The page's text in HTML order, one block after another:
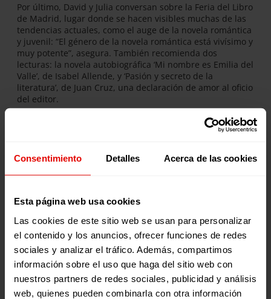
Consentimiento Detalles Acerca de las cookies
Esta página web usa cookies
Las cookies de este sitio web se usan para personalizar
el contenido y los anuncios, ofrecer funciones de redes
sociales y analizar el tráfico. Además, compartimos
información sobre el uso que haga del sitio web con
nuestros partners de redes sociales, publicidad y análisis
web, quienes pueden combinarla con otra información
Por último, David y Julia conversan sobre la Feria del Libro
de Madrid, lugar donde se hacen visibles muchas de las
tendencias actuales, como el auge de la novela romántica
y juvenil: “El género de la novela romántica está vivísimo y
muy potente”, asegura. También recomienda dos
lecturas: la novela autobiográfica ‘Mi nombre es Emilia del
Valle’, de Isabel Allende, y ‘Pasión y secreto de la
literatura’, de Juan Cruz, una declaración de amor al oficio
del editor.
¿Qué es ‘Voces por una Causa’
medioambientales y culturales a través de testimonios en
primera persona. Los programas se emiten todos los
jueves en nuestro canal deYoutube, enSpotify, enIvoox,
y enApple Podcast.